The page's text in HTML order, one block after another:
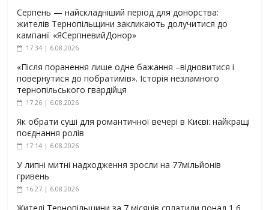
Серпень — найскладніший період для донорства:
жителів Тернопільщини закликають долучитися до
кампанії «ЯСерпневийДонор»
17:34 | 6.08.2026
«Після поранення лише одне бажання –відновитися і
повернутися до побратимів». Історія незламного
тернопільського гвардійця
17:26 | 6.08.2026
Як обрати суші для романтичної вечері в Києві: найкращі
поєднання ролів
17:14 | 6.08.2026
У липні митні надходження зросли на 77мільйонів
гривень
16:27 | 6.08.2026